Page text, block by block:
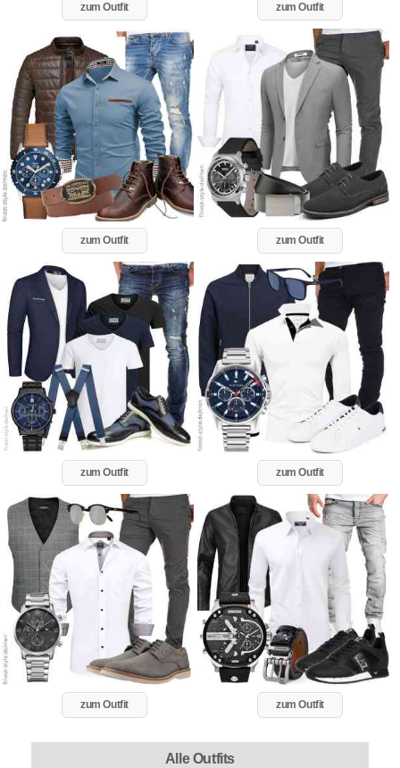
zum Outfit zum Outfit
zum Outfit zum Outfit
zum Outfit zum Outfit
zum Outfit zum Outfit
Alle Outfits